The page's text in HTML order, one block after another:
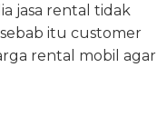
jasa rental tidak
itu customer
rental mobil agar